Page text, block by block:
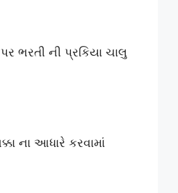
ભરતી ની પ્રકિયા ચાલુ
ના આધારે કરવામાં